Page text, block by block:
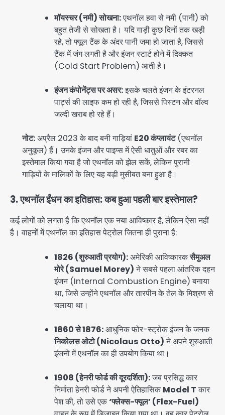
मॉयस्चर (नमी) सोखना:एथनॉल हवा से नमी (पानी) को
बहुत तेजी से सोखता है। यदि गाड़ी कुछ दिनों तक खड़ी
रहे, तो फ्यूल टैंक के अंदर पानी जमा हो जाता है, जिससे
टैंक में जंग लगती है और इंजन स्टार्ट होने में दिक्कत
(Cold Start Problem) आती है।
इंजन कंपोनेंट्स पर असर:इसके चलते इंजन के इंटरनल
पार्ट्स की लाइफ कम हो रही है, जिससे पिस्टन और वॉल्व
जल्दी खराब हो रहे हैं।
नोट:अप्रैल 2023 के बाद बनी गाड़ियां E20 कंप्लायंट(एथनॉल
अनुकूल) हैं। उनके इंजन और पाइप्स में ऐसी धातुओं और रबर का
इस्तेमाल किया गया है जो एथनॉल को झेल सकें, लेकिन पुरानी
गाड़ियों के मालिकों के लिए यह बड़ी मुसीबत बना हुआ है।
3. एथनॉल ईंधन का इतिहास: कब हुआ पहली बार इस्तेमाल?
कई लोगों को लगता है कि एथनॉल एक नया आविष्कार है, लेकिन ऐसा नहीं
है। वाहनों में एथनॉल का इतिहास पेट्रोल जितना ही पुराना है:
1826 (शुरुआती प्रयोग):अमेरिकी आविष्कारकसैमुअल
मोरे (Samuel Morey)ने सबसे पहला आंतरिक दहन
इंजन (Internal Combustion Engine) बनाया
था, जिसे उन्होंने एथनॉल और तारपीन के तेल के मिश्रण से
चलाया था।
1860 से 1876:आधुनिक फोर-स्ट्रोक इंजन के जनक
निकोलस ओटो (Nicolaus Otto)ने अपने शुरुआती
इंजनों में एथनॉल का ही उपयोग किया था।
1908 (हेनरी फोर्ड की दूरदर्शिता):जब प्रसिद्ध कार
निर्माता हेनरी फोर्ड ने अपनी ऐतिहासिक Model Tकार
पेश की, तो उसे एक‘फ्लेक्स-फ्यूल’ (Flex-Fuel)